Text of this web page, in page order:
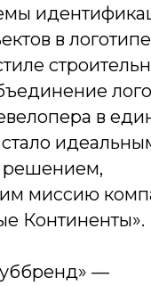
в
в
решением,
миссию
Континенты».
—